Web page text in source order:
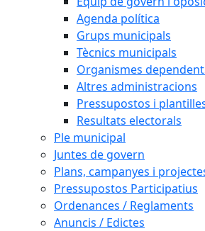
Agenda política
Grups municipals
Tècnics municipals
Organismes
Altres administracions
Pressupostos i
Resultats electorals
Ple municipal
Juntes de govern
Plans, campanyes i
Pressupostos Participatius
Ordenances / Reglaments
Anuncis / Edictes